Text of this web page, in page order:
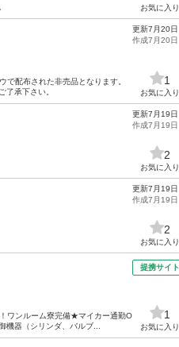
お気に入り
配布された非売品となります。
了承下さい。
更新7月20日
作成7月20日
1
お気に入り
更新7月19日
作成7月19日
2
お気に入り
更新7月19日
作成7月19日
2
お気に入り
ワンルーム寮完備★マイカー通勤O
器（シリンダ、バルブ...
提携サイト
1
お気に入り